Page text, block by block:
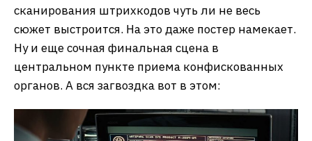
сканирования штрихкодов чуть ли не весь
сюжет выстроится. На это даже постер намекает.
Ну и еще сочная финальная сцена в
центральном пункте приема конфискованных
органов. А вся загвоздка вот в этом: